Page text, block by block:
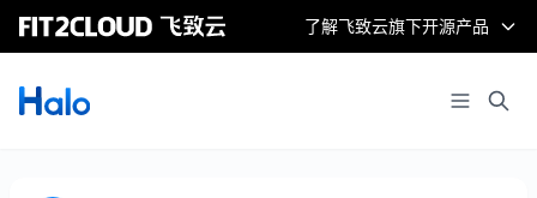
了解飞致云旗下开源产品